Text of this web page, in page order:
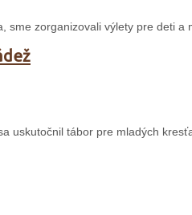
sme zorganizovali výlety pre deti a
uskutočnil tábor pre mladých